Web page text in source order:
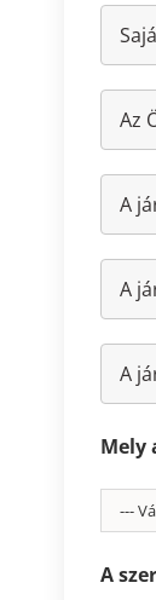
Mely
A